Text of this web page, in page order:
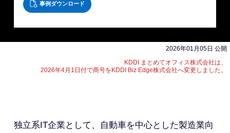
事例ダウンロード
月
2026年01月05日 公開
KDDI まとめてオフィス株式会社は、
2026年4月1日付で商号をKDDI Biz Edge株式会社へ変更しました。
独立系IT企業として、自動車を中心とした製造業向